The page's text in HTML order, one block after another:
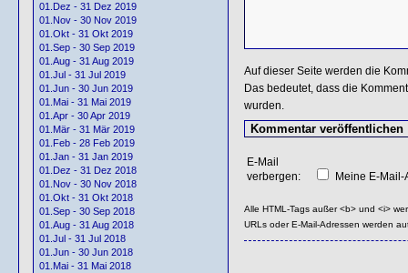
01.Dez - 31 Dez 2019
01.Nov - 30 Nov 2019
01.Okt - 31 Okt 2019
01.Sep - 30 Sep 2019
01.Aug - 31 Aug 2019
01.Jul - 31 Jul 2019
01.Jun - 30 Jun 2019
01.Mai - 31 Mai 2019
01.Apr - 30 Apr 2019
01.Mär - 31 Mär 2019
01.Feb - 28 Feb 2019
01.Jan - 31 Jan 2019
01.Dez - 31 Dez 2018
01.Nov - 30 Nov 2018
01.Okt - 31 Okt 2018
01.Sep - 30 Sep 2018
01.Aug - 31 Aug 2018
01.Jul - 31 Jul 2018
01.Jun - 30 Jun 2018
01.Mai - 31 Mai 2018
Auf dieser Seite werden die
Das bedeutet, dass die
wurden.
E-Mail
verbergen:
Meine E-
Alle HTML-Tags außer <b> und <i>
URLs oder E-Mail-Adressen werden